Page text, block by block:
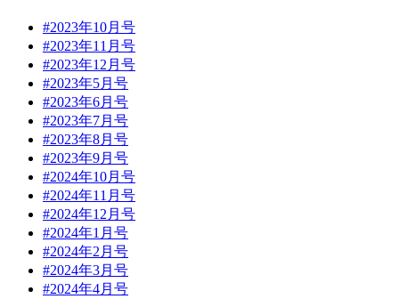
#2023年10月号
#2023年11月号
#2023年12月号
#2023年5月号
#2023年6月号
#2023年7月号
#2023年8月号
#2023年9月号
#2024年10月号
#2024年11月号
#2024年12月号
#2024年1月号
#2024年2月号
#2024年3月号
#2024年4月号